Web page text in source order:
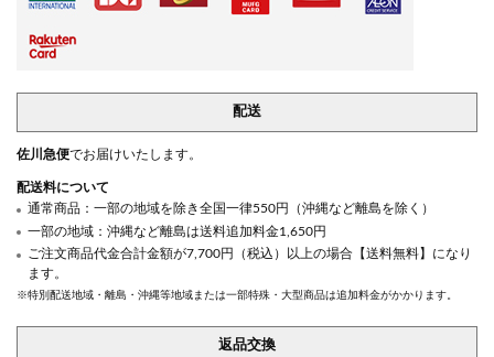
配送
佐川急便でお届けいたします。
配送料について
通常商品：一部の地域を除き全国一律550円（沖縄など離島を除く）
一部の地域：沖縄など離島は送料追加料金1,650円
ご注文商品代金合計金額が7,700円（税込）以上の場合【送料無料】になり
ます。
※特別配送地域・離島・沖縄等地域または一部特殊・大型商品は追加料金がかかります。
返品交換